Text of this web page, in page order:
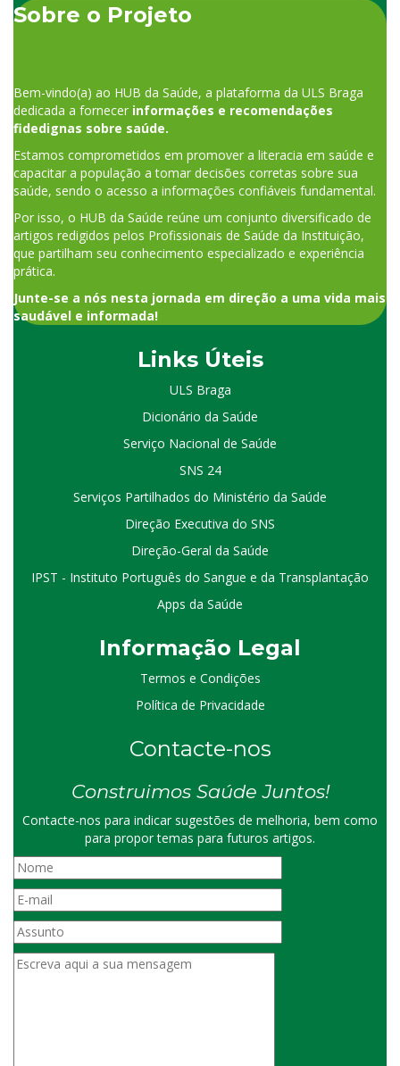
Sobre o Projeto
Bem-vindo(a) ao HUB da Saúde, a plataforma da ULS Braga
dedicada a fornecer informações e recomendações
fidedignas sobre saúde.
Estamos comprometidos em promover a literacia em saúde e
capacitar a população a tomar decisões corretas sobre sua
saúde, sendo o acesso a informações confiáveis fundamental.
Por isso, o HUB da Saúde reúne um conjunto diversificado de
artigos redigidos pelos Profissionais de Saúde da Instituição,
que partilham seu conhecimento especializado e experiência
prática.
Junte-se a nós nesta jornada em direção a uma vida mais
saudável e informada!
Links Úteis
ULS Braga
Dicionário da Saúde
Serviço Nacional de Saúde
SNS 24
Serviços Partilhados do Ministério da Saúde
Direção Executiva do SNS
Direção-Geral da Saúde
IPST - Instituto Português do Sangue e da Transplantação
Apps da Saúde
Informação Legal
Termos e Condições
Política de Privacidade
Contacte-nos
Construimos Saúde Juntos!
Contacte-nos para indicar sugestões de melhoria, bem como
para propor temas para futuros artigos.